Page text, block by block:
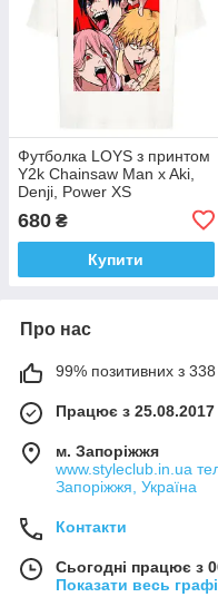
Футболка LOYS з принтом
Y2k Chainsaw Man x Aki,
Denji, Power XS
680 ₴
Купити
Про нас
99% позитивних з 338
Працює з 25.08.2017
м. Запоріжжя
www.styleclub.in.ua
Запоріжжя, Україна
Контакти
Сьогодні працює з
Показати весь